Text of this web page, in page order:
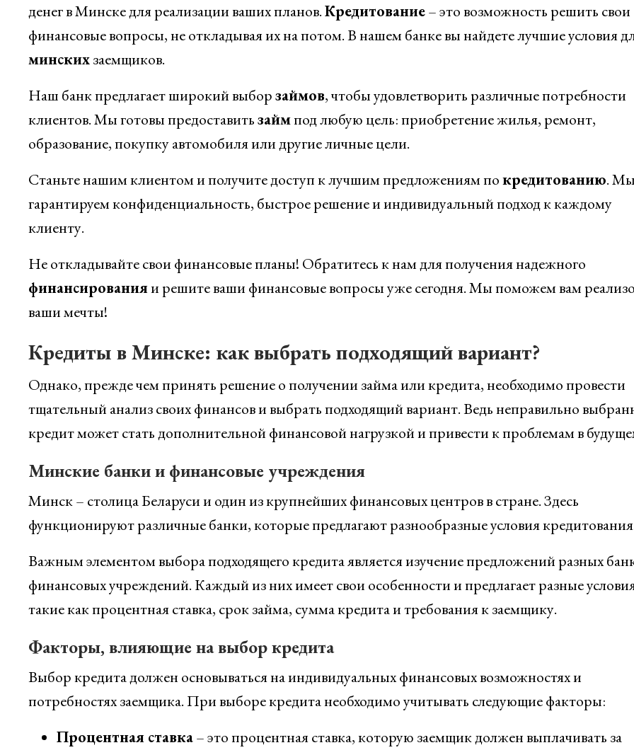
денег в Минске для реализации ваших планов.Кредитование– это возможность решить свои
финансовые вопросы, не откладывая их на потом. В нашем банке вы найдете лучшие условия
минскихзаемщиков.
Наш банк предлагает широкий выборзаймов, чтобы удовлетворить различные потребности
клиентов. Мы готовы предоставитьзаймпод любую цель: приобретение жилья, ремонт,
образование, покупку автомобиля или другие личные цели.
Станьте нашим клиентом и получите доступ к лучшим предложениям покредитованию. Мы
гарантируем конфиденциальность, быстрое решение и индивидуальный подход к каждому
клиенту.
Не откладывайте свои финансовые планы! Обратитесь к нам для получения надежного
финансированияи решите ваши финансовые вопросы уже сегодня. Мы поможем вам
ваши мечты!
Кредиты в Минске: как выбрать подходящий вариант?
Однако, прежде чем принять решение о получении займа или кредита, необходимо провести
тщательный анализ своих финансов и выбрать подходящий вариант. Ведь неправильно
кредит может стать дополнительной финансовой нагрузкой и привести к проблемам в
Минские банки и финансовые учреждения
Минск – столица Беларуси и один из крупнейших финансовых центров в стране. Здесь
функционируют различные банки, которые предлагают разнообразные условия
Важным элементом выбора подходящего кредита является изучение предложений разных
финансовых учреждений. Каждый из них имеет свои особенности и предлагает разные
такие как процентная ставка, срок займа, сумма кредита и требования к заемщику.
Факторы, влияющие на выбор кредита
Выбор кредита должен основываться на индивидуальных финансовых возможностях и
потребностях заемщика. При выборе кредита необходимо учитывать следующие факторы:
Процентная ставка– это процентная ставка, которую заемщик должен выплачивать за